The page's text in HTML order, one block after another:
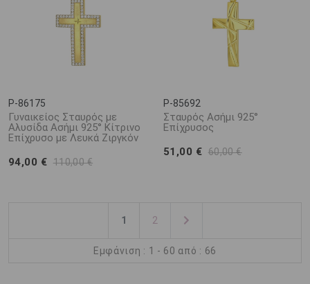
P-86175
Γυναικείος Σταυρός με
Αλυσίδα Ασήμι 925° Κίτρινο
Επίχρυσο με Λευκά Ζιργκόν
94,00 € 110,00 €
P-85692
Σταυρός Ασήμι 925°
Επίχρυσος
51,00 € 60,00 €
1 2
Εμφάνιση : 1 - 60 από : 66